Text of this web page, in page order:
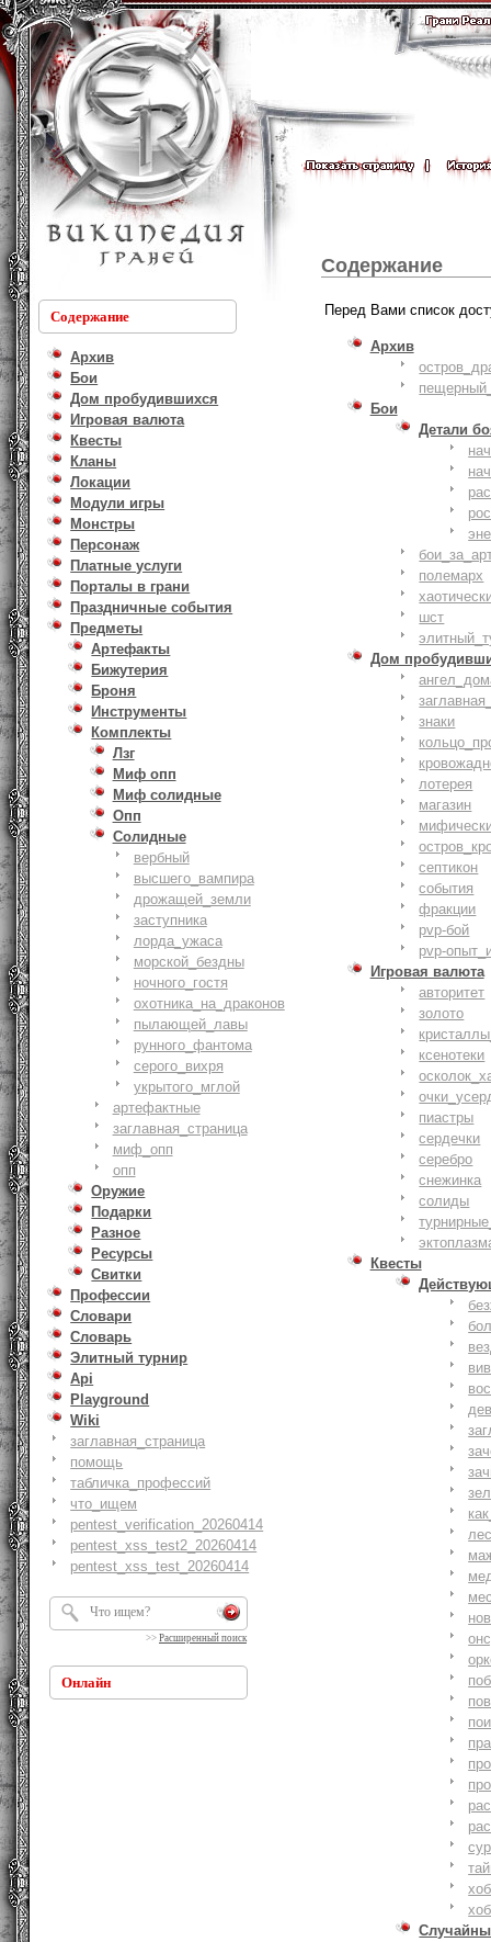
Содержание
Архив
Бои
Дом пробудившихся
Игровая валюта
Квесты
Кланы
Локации
Модули игры
Монстры
Персонаж
Платные услуги
Порталы в грани
Праздничные события
Предметы
Артефакты
Бижутерия
Броня
Инструменты
Комплекты
Лзг
Миф опп
Миф солидные
Опп
Солидные
вербный
высшего_вампира
дрожащей_земли
заступника
лорда_ужаса
морской_бездны
ночного_гостя
охотника_на_драконов
пылающей_лавы
рунного_фантома
серого_вихря
укрытого_мглой
артефактные
заглавная_страница
миф_опп
опп
Оружие
Подарки
Разное
Ресурсы
Свитки
Профессии
Словари
Словарь
Элитный турнир
Api
Playground
Wiki
заглавная_страница
помощь
табличка_профессий
что_ищем
pentest_verification_20260414
pentest_xss_test2_20260414
pentest_xss_test_20260414
>> Расширенный поиск
Онлайн
Содержание
Перед Вами список
Архив
Бои
Детали
полемарх
шст
Дом
знаки
лотерея
магазин
септикон
события
фракции
pvp-бой
pvp-
Игровая валюта
авторитет
золото
ксенотеки
пиастры
сердечки
серебро
снежинка
солиды
Квесты